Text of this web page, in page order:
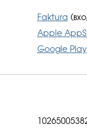
Faktura
Apple
Google Play